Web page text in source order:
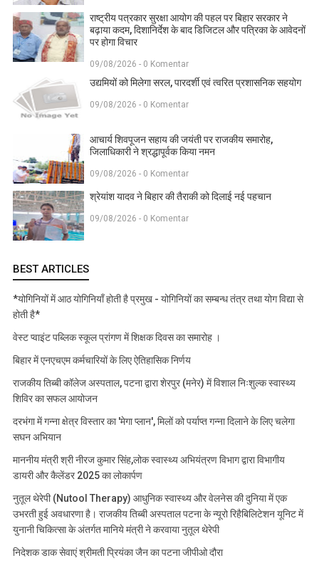
राष्ट्रीय पत्रकार सुरक्षा आयोग की पहल पर बिहार सरकार ने
बढ़ाया कदम, दिशानिर्देश के बाद डिजिटल और पत्रिका के आवेदनों
पर होगा विचार
09/08/2026 - 0 Komentar
उद्यमियों को मिलेगा सरल, पारदर्शी एवं त्वरित प्रशासनिक सहयोग
09/08/2026 - 0 Komentar
आचार्य शिवपूजन सहाय की जयंती पर राजकीय समारोह,
जिलाधिकारी ने श्रद्धापूर्वक किया नमन
09/08/2026 - 0 Komentar
श्रेयांश यादव ने बिहार की तैराकी को दिलाई नई पहचान
09/08/2026 - 0 Komentar
BEST ARTICLES
*योगिनियों में आठ योगिनियाँ होती है प्रमुख - योगिनियों का सम्बन्ध तंत्र तथा योग विद्या से
होती है*
वेस्ट प्वाइंट पब्लिक स्कूल प्रांगण में शिक्षक दिवस का समारोह ।
बिहार में एनएचएम कर्मचारियों के लिए ऐतिहासिक निर्णय
राजकीय तिब्बी कॉलेज अस्पताल, पटना द्वारा शेरपुर (मनेर) में विशाल निःशुल्क स्वास्थ्य
शिविर का सफल आयोजन
दरभंगा में गन्ना क्षेत्र विस्तार का 'मेगा प्लान', मिलों को पर्याप्त गन्ना दिलाने के लिए चलेगा
सघन अभियान
माननीय मंत्री श्री नीरज कुमार सिंह,लोक स्वास्थ्य अभियंत्रण विभाग द्वारा विभागीय
डायरी और कैलेंडर 2025 का लोकार्पण
नुतूल थेरेपी (Nutool Therapy) आधुनिक स्वास्थ्य और वेलनेस की दुनिया में एक
उभरती हुई अवधारणा है। राजकीय तिब्बी अस्पताल पटना के न्यूरो रिहैबिलिटेशन यूनिट में
युनानी चिकित्सा के अंतर्गत मानिये मंत्री ने करवाया नुतूल थेरेपी
निदेशक डाक सेवाएं श्रीमती प्रियंका जैन का पटना जीपीओ दौरा